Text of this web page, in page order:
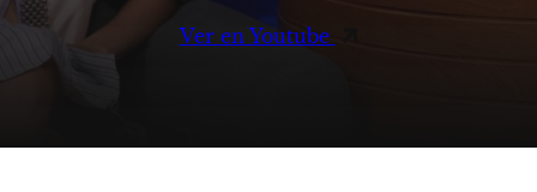
Ver en Youtube